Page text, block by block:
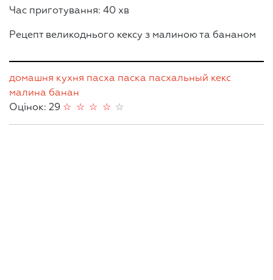
Час приготування: 40 хв
Рецепт великоднього кексу з малиною та бананом
домашня кухня пасха паска пасхальный кекс
малина банан
Оцінок: 29
☆
☆
☆
☆
☆